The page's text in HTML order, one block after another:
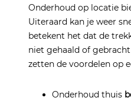
Onderhoud op locatie
Uiteraard kan je weer
betekent het dat de
niet gehaald of
zetten de voordelen op
Onderhoud thuis